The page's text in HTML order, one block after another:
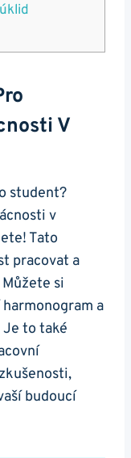
V
student?
v
Tato
pracovat a
si
a
Je to také
budoucí